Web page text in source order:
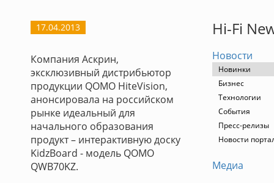
17.04.2013
Компания Аскрин,
эксклюзивный дистрибьютор
продукции QOMO HiteVision,
анонсировала на российском
рынке идеальный для
начального образования
продукт – интерактивную доску
KidzBoard - модель QOMO
QWB70KZ.
Hi-Fi
Новости
Новинки
Бизнес
Технологии
События
Пресс-релизы
Новости
Медиа